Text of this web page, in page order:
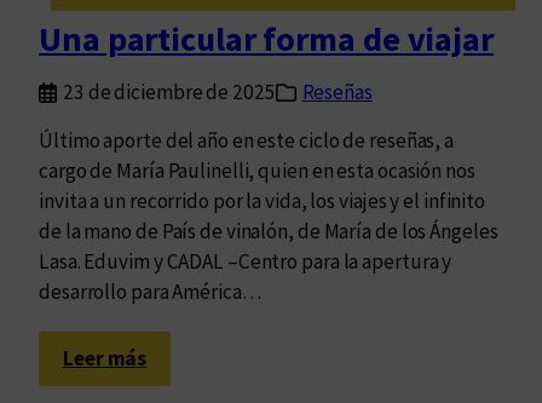
Una particular forma de viajar
23 de diciembre de 2025
Reseñas
Último aporte del año en este ciclo de reseñas, a
cargo de María Paulinelli, quien en esta ocasión nos
invita a un recorrido por la vida, los viajes y el infinito
de la mano de País de vinalón, de María de los Ángeles
Lasa. Eduvim y CADAL –Centro para la apertura y
desarrollo para América…
Leer más:
U